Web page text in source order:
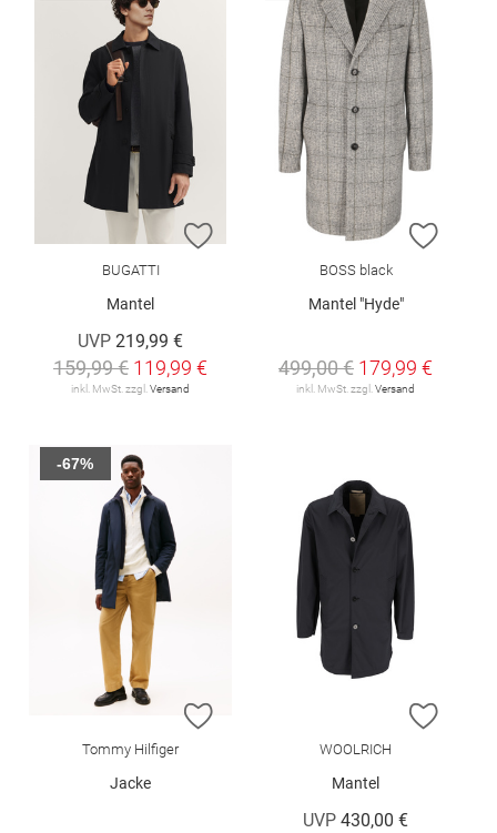
ZUR WUNSCHLISTE HINZUFÜGEN
BUGATTI
Mantel
UVP 219,99 €
159,99 € 119,99 €
inkl. MwSt. zzgl. Versand
ZUR
BOSS black
Mantel "Hyde"
499,00 € 179,99 €
inkl. MwSt. zzgl. Versand
ZUR WUNSCHLISTE HINZUFÜGEN
Tommy Hilfiger
Jacke
-67%
ZUR
WOOLRICH
Mantel
UVP 430,00 €